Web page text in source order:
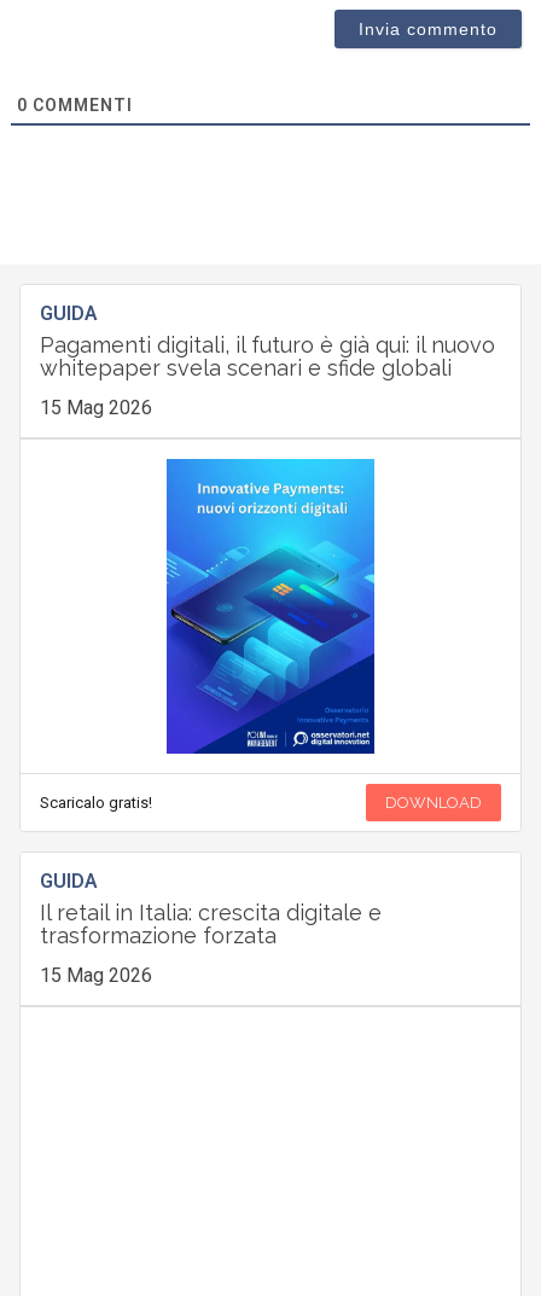
0 COMMENTI
GUIDA
Pagamenti digitali, il futuro è già qui: il nuovo
whitepaper svela scenari e sfide globali
15 Mag 2026
Scaricalo gratis! DOWNLOAD
GUIDA
Il retail in Italia: crescita digitale e
trasformazione forzata
15 Mag 2026